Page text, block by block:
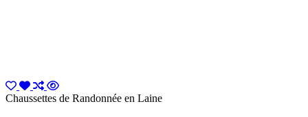
Chaussettes de Randonnée en Laine